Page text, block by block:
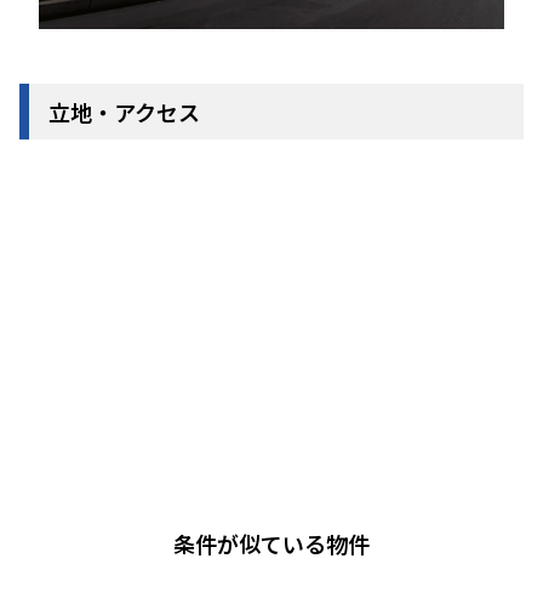
立地・アクセス
条件が似ている物件